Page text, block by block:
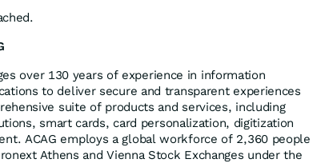
over 130 years of experience in information
to deliver secure and transparent experiences
suite of products and services, including
smart cards, card personalization, digitization
ACAG employs a global workforce of 2,360 people
Athens and Vienna Stock Exchanges under the